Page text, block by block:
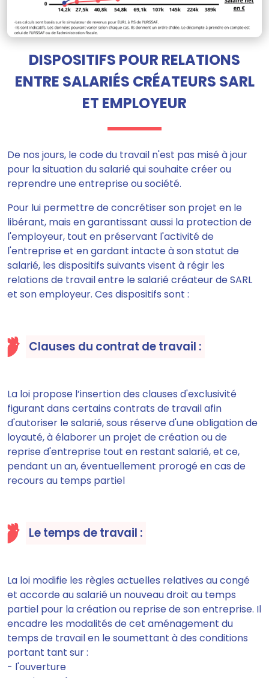
DISPOSITIFS POUR RELATIONS
ENTRE SALARIÉS CRÉATEURS SARL
ET EMPLOYEUR
De nos jours, le code du travail n'est pas misé à jour
pour la situation du salariéqui souhaite créer ou
reprendre une entreprise ou société.
Pour lui permettre de concrétiser son projet en le
libérant, mais en garantissant aussi la protection de
l'employeur, tout en préservant l'activité de
l'entreprise et en gardant intacte à son statut de
salarié, les dispositifs suivants visent à régir les
relations de travail entre le salarié créateur de SARL
et son employeur. Ces dispositifs sont :
Clauses du contrat de travail :
La loi propose l’insertion des clauses d'exclusivité
figurant dans certains contrats de travail afin
d'autoriser le salarié, sous réserve d'une obligation de
loyauté, à élaborer un projet de création ou de
reprise d'entreprise tout en restant salarié, et ce,
pendant un an,éventuellement prorogé en cas de
recours au temps partiel
Le temps de travail :
La loi modifie les règles actuelles relatives au congé
et accorde au salarié un nouveau droit au temps
partiel pour la création ou reprise de son entreprise. Il
encadre les modalités de cet aménagement du
temps de travail en le soumettant à des conditions
portant tant sur :
- l'ouverture